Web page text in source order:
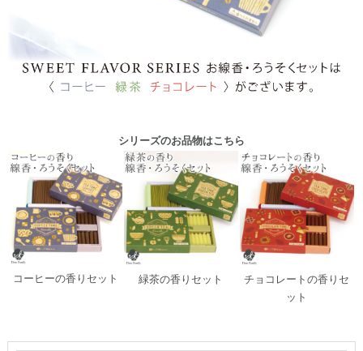
シリーズのお品物はこちら
コーヒーの香りセット 緑茶の香りセット
チョコレートの香りセ
ット